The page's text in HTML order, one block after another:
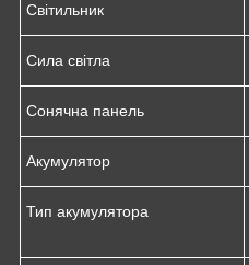
Світильник
Сила світла
Сонячна панель
Акумулятор
Тип акумулятора